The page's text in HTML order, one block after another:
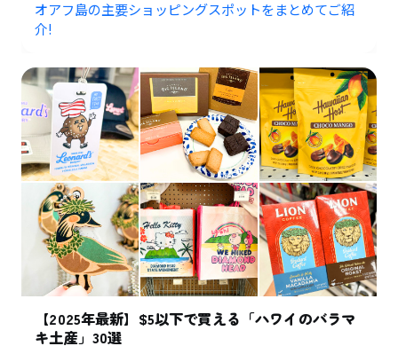
オアフ島の主要ショッピングスポットをまとめてご紹
介!
【2025年最新】$5以下で買える「ハワイのバラマ
キ土産」30選